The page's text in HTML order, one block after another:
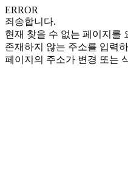
ERROR
죄송합니다.
현재 찾을 수 없는 페이지를
존재하지 않는 주소를 입력
페이지의 주소가 변경 또는